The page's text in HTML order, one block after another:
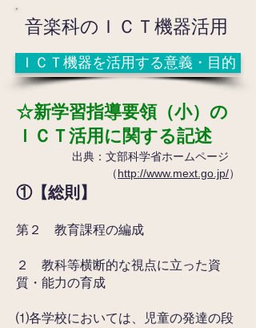
音楽科のＩＣＴ機器活用
ＩＣＴ機器を活用する意義・目的
​☆新学習指導要領（小）の
ＩＣＴ活用に関する記述
出典：文部科学省ホームページ
（http://www.mext.go.jp/）
①【総則】
第２ 教育課程の編成
２ 教科等横断的な視点に立った資
質・能力の育成
⑴各学校においては、児童の発達の段